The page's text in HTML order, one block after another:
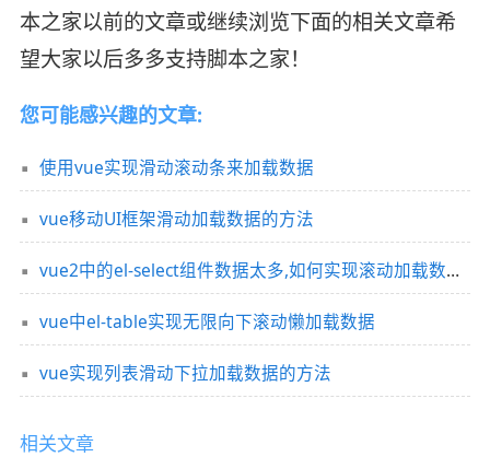
本之家以前的文章或继续浏览下面的相关文章希
望大家以后多多支持脚本之家！
您可能感兴趣的文章:
使用vue实现滑动滚动条来加载数据
vue移动UI框架滑动加载数据的方法
vue2中的el-select组件数据太多,如何实现滚动加载数据效果
vue中el-table实现无限向下滚动懒加载数据
vue实现列表滑动下拉加载数据的方法
相关文章